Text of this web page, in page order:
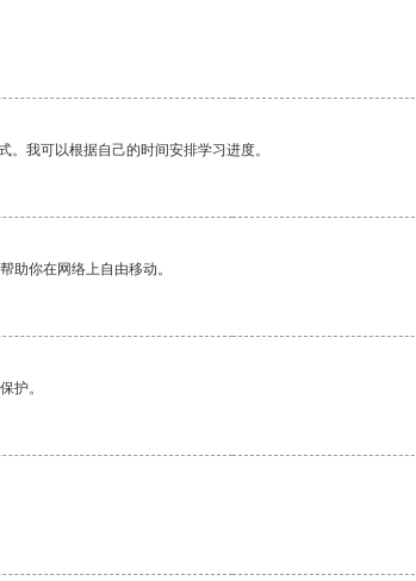
我可以根据自己的时间安排学习进度。
助你在网络上自由移动。
护。